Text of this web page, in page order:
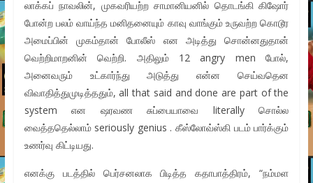
லாக்கப் நாவலின், முகவரியற்ற சாமானியனில் தொடங்கி கிஷோர்
போன்ற பலம் வாய்ந்த மனிதனையும் காவு வாங்கும் உருவற்ற கொடூர
அமைப்பின் முகம்தான் போலீஸ் என அடித்து சொன்னதுதான்
வெற்றிமாறனின் வெற்றி. அதிலும் 12 angry men போல்,
அனைவரும் உட்கார்ந்து அடுத்து என்ன செய்வதென
விவாதித்துமுடித்ததும், all that said and done are part of the
system என ஷரவண சுப்பையாவை literally சொல்ல
வைத்ததெல்லாம் seriously genius . கீஸ்லோவ்ஸ்கி படம் பார்க்கும்
உணர்வு கிட்டியது.
எனக்கு படத்தில் பெர்சனலாக பிடித்த கதாபாத்திரம், “நம்மள